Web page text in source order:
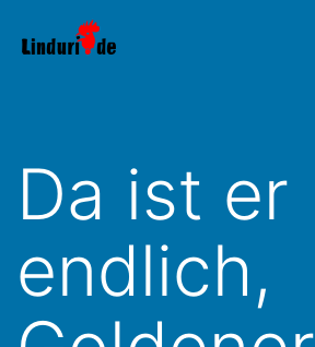
Inhalt
Linduri.de
Da ist er
endlich,